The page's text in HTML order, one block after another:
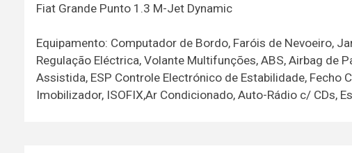
Fiat Grande Punto 1.3 M-Jet Dynamic
Equipamento: Computador de Bordo, Faróis de Nevoeiro,
Regulação Eléctrica, Volante Multifunções, ABS, Airbag de
Assistida, ESP Controle Electrónico de Estabilidade, Fecho
Imobilizador, ISOFIX,Ar Condicionado, Auto-Rádio c/ CDs,